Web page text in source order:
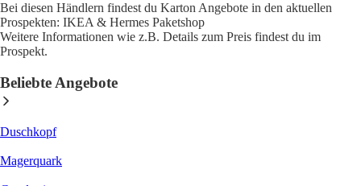
Bei diesen Händlern findest du Karton Angebote in den aktuellen
Prospekten: IKEA & Hermes Paketshop
Weitere Informationen wie z.B. Details zum Preis findest du im
Prospekt.
Beliebte Angebote
Duschkopf
Magerquark